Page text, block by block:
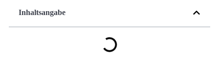
Inhaltsangabe